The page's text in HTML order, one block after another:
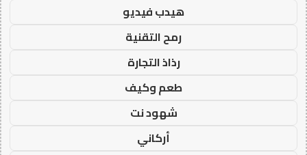
هيدب فيديو
رمح التقنية
رذاذ التجارة
طعم وكيف
شهود نت
أركاني